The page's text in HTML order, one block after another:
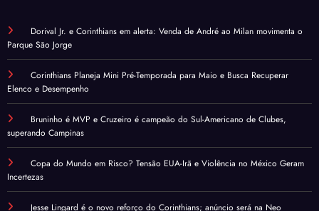
Dorival Jr. e Corinthians em alerta: Venda de André ao Milan movimenta o
Parque São Jorge
Corinthians Planeja Mini Pré-Temporada para Maio e Busca Recuperar
Elenco e Desempenho
Bruninho é MVP e Cruzeiro é campeão do Sul-Americano de Clubes,
superando Campinas
Copa do Mundo em Risco? Tensão EUA-Irã e Violência no México Geram
Incertezas
Jesse Lingard é o novo reforço do Corinthians; anúncio será na Neo